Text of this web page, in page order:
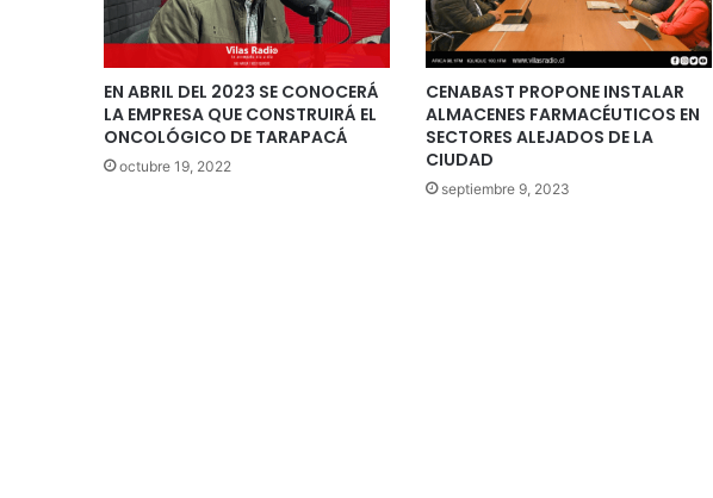
EN ABRIL DEL 2023 SE CONOCERÁ
LA EMPRESA QUE CONSTRUIRÁ EL
ONCOLÓGICO DE TARAPACÁ
octubre 19, 2022
CENABAST PROPONE INSTALAR
ALMACENES FARMACÉUTICOS EN
SECTORES ALEJADOS DE LA
CIUDAD
septiembre 9, 2023